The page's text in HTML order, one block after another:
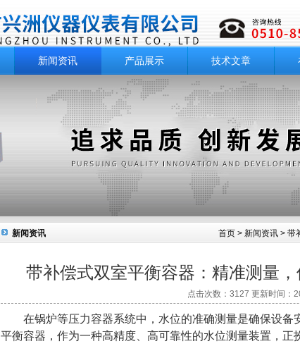
新闻资讯 产品展示 技术文章
首页 > 新闻资讯 > 带
新闻资讯
带补偿式双室平衡容器：精准测量
点击次数：3127 更新时间：
在锅炉等压力容器系统中，水位的准确测量是确保设备
平衡容器，作为一种高精度、高可靠性的水位测量装置，